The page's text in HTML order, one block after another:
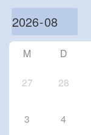
M D
27 28
3 4